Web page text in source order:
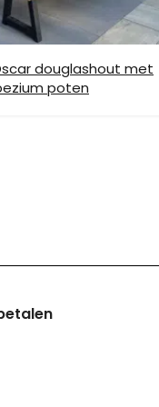
DHL verstuurd
douglashout met
poten